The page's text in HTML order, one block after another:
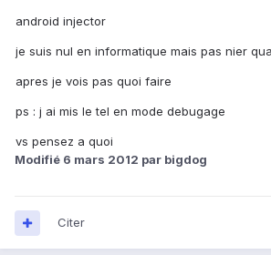
android injector
je suis nul en informatique mais pas nier
apres je vois pas quoi faire
ps : j ai mis le tel en mode debugage
vs pensez a quoi
Modifié 6 mars 2012 par bigdog
Citer